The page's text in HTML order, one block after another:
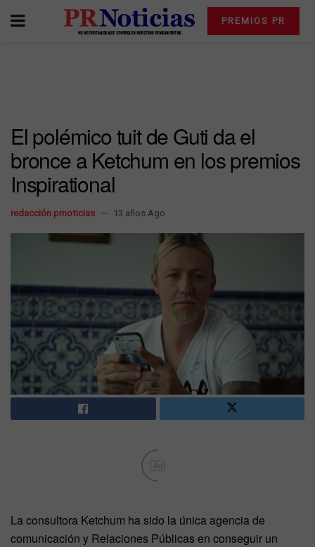
PREMIOS PR
El polémico tuit de Guti da el
bronce a Ketchum en los premios
Inspirational
redacción prnoticias 13 años Ago
Ad
La consultora Ketchum ha sido la única agencia de
comunicación y Relaciones Públicas en conseguir un